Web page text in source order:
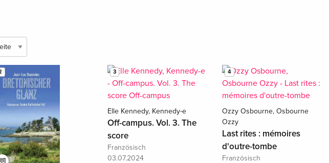
3
Elle Kennedy, Kennedy-e
Off-campus. Vol. 3. The
score
Französisch
03.07.2024
4
Ozzy Osbourne, Osbourne
Ozzy
Last rites : mémoires
d'outre-tombe
Französisch